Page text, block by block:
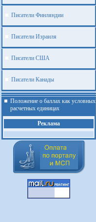
Писатели Финляндии
Писатели Израиля
Писатели США
Писатели Канады
Положение о баллах как условных
расчетных единицах
Реклама